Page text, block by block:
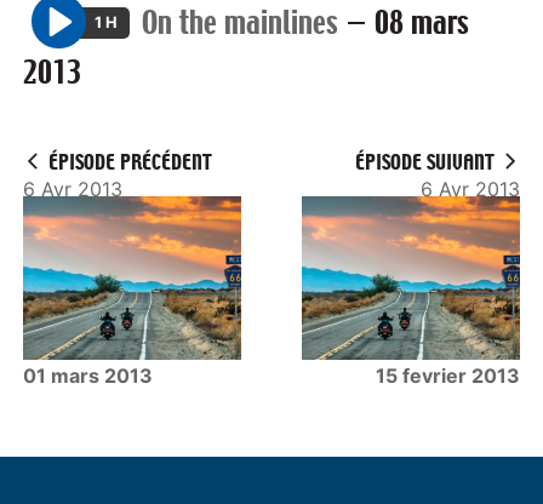
P
l
1 H On the mainlines — 08 mars
2013
ÉPISODE PRÉCÉDENT
6 Avr 2013
01 mars 2013
ÉPISODE SUIVANT
6 Avr 2013
15 fevrier 2013